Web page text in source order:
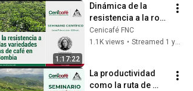
1:17:22
Dinámica de la
resistencia a la roya
en las variedades
mejoradas de café
Cenicafé FNC
1.1K views • Streamed 1 year ago
La productividad
como la ruta de